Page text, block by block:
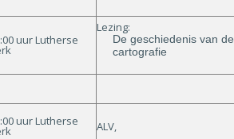
uur Lutherse
Lezing:
De geschiedenis van de
cartografie
uur Lutherse ALV,